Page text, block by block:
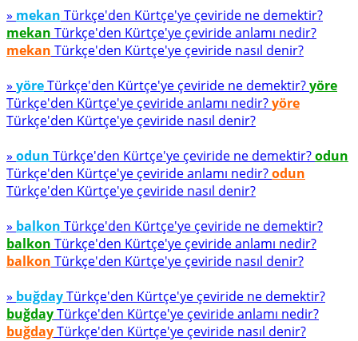
» mekan Türkçe'den Kürtçe'ye çeviride ne demektir?
mekan Türkçe'den Kürtçe'ye çeviride anlamı nedir?
mekan Türkçe'den Kürtçe'ye çeviride nasıl denir?
» yöreTürkçe'den Kürtçe'ye çeviride ne demektir?yöre
Türkçe'den Kürtçe'ye çeviride anlamı nedir?yöre
Türkçe'den Kürtçe'ye çeviride nasıl denir?
» odun Türkçe'den Kürtçe'ye çeviride ne demektir?odun
Türkçe'den Kürtçe'ye çeviride anlamı nedir?odun
Türkçe'den Kürtçe'ye çeviride nasıl denir?
» balkon Türkçe'den Kürtçe'ye çeviride ne demektir?
balkon Türkçe'den Kürtçe'ye çeviride anlamı nedir?
balkon Türkçe'den Kürtçe'ye çeviride nasıl denir?
» buğdayTürkçe'den Kürtçe'ye çeviride ne demektir?
buğdayTürkçe'den Kürtçe'ye çeviride anlamı nedir?
buğdayTürkçe'den Kürtçe'ye çeviride nasıl denir?